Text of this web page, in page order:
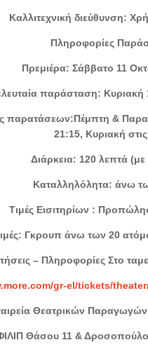
Καλλιτεχνική διεύθυνση:
Πληροφορίες
Πρεμιέρα: Σάββατο 11
παράσταση: Κυριακή
παρατάσεων:Πέμπτη &
21:15, Κυριακή
Διάρκεια: 120 λεπτά (με
Καταλληλόλητα: άνω
Τιμές Εισιτηρίων :
τιμές: Γκρουπ άνω των 20
– Πληροφορίες Στο
gr-el/tickets/
Θεατρικών Παραγωγών
Θάσου 11 &